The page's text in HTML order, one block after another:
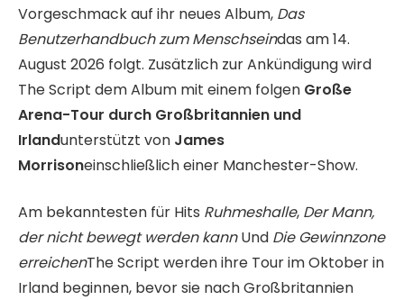
Vorgeschmack auf ihr neues Album, Das
Benutzerhandbuch zum Menschseindas am 14.
August 2026 folgt. Zusätzlich zur Ankündigung wird
The Script dem Album mit einem folgen Große
Arena-Tour durch Großbritannien und
Irlandunterstützt von James
Morrisoneinschließlich einer Manchester-Show.
Am bekanntesten für Hits Ruhmeshalle, Der Mann,
der nicht bewegt werden kannUnd Die Gewinnzone
erreichenThe Script werden ihre Tour im Oktober in
Irland beginnen, bevor sie nach Großbritannien